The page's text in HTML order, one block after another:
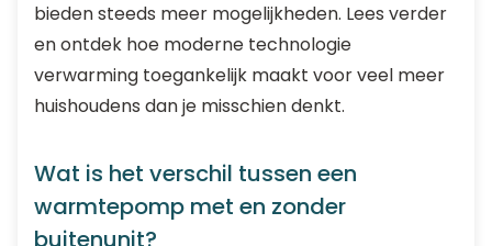
bieden steeds meer mogelijkheden. Lees verder
en ontdek hoe moderne technologie
verwarming toegankelijk maakt voor veel meer
huishoudens dan je misschien denkt.
Wat is het verschil tussen een
warmtepomp met en zonder
buitenunit?